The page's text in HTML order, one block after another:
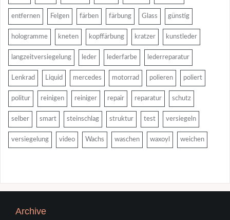
entfernen Felgen färben färbung Glass günstig
hologramme kneten kopffärbung kratzer kunstleder
langzeitversiegelung leder lederfarbe lederreparatur
Lenkrad Liquid mercedes motorrad polieren poliert
politur reinigen reiniger repair reparatur schutz
selber smart steinschlag struktur test versiegeln
versiegelung video Wachs waschen waxoyl weichen
Archive